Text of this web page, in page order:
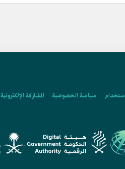
سياسة الخصوصية المشاركة الإلكترونية